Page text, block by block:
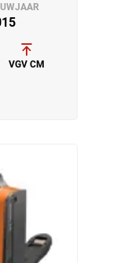
VGV CM